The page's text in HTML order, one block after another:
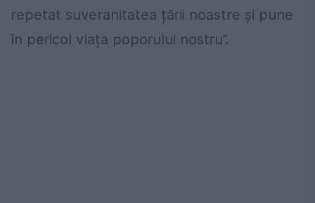
repetat suveranitatea țării noastre și pune
în pericol viața poporului nostru”.